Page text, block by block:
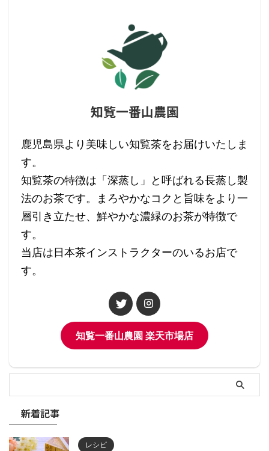
知覧一番山農園
鹿児島県より美味しい知覧茶をお届けいたしま
す。
知覧茶の特徴は「深蒸し」と呼ばれる長蒸し製
法のお茶です。まろやかなコクと旨味をより一
層引き立たせ、鮮やかな濃緑のお茶が特徴で
す。
当店は日本茶インストラクターのいるお店で
す。
知覧一番山農園 楽天市場店
新着記事
レシピ